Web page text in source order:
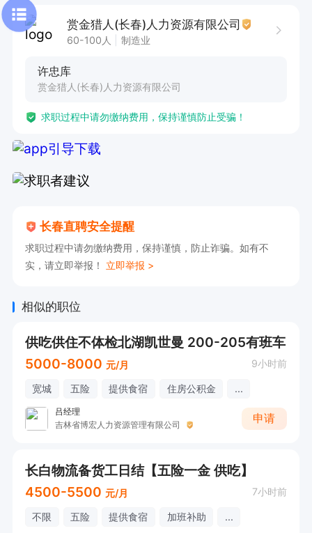
赏金猎人(长春)人力资源有限公司
60-100人 制造业
许忠库
赏金猎人(长春)人力资源有限公司
求职过程中请勿缴纳费用，保持谨慎防止受骗！
长春直聘安全提醒
求职过程中请勿缴纳费用，保持谨慎，防止诈骗。如有不
实，请立即举报！ 立即举报 >
相似的职位
供吃供住不体检北湖凯世曼 200-205有班车
5000-8000 元/月 9小时前
宽城 五险 提供食宿 住房公积金 ...
吕经理
吉林省博宏人力资源管理有限公司
申请
长白物流备货工日结【五险一金 供吃】
4500-5500 元/月 7小时前
不限 五险 提供食宿 加班补助 ...